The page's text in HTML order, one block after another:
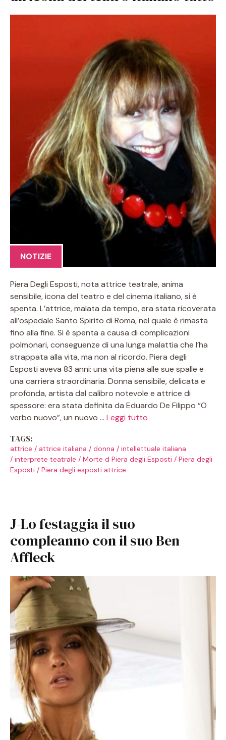
NOTIZIE
Piera Degli Esposti, nota attrice teatrale, anima
sensibile, icona del teatro e del cinema italiano, si è
spenta. L’attrice, malata da tempo, era stata ricoverata
all’ospedale Santo Spirito di Roma, nel quale è rimasta
fino alla fine. Si è spenta a causa di complicazioni
polmonari, conseguenze di una lunga malattia che l’ha
strappata alla vita, ma non al ricordo. Piera degli
Esposti aveva 83 anni: una vita piena alle sue spalle e
una carriera straordinaria. Donna sensibile, delicata e
profonda, artista dal calibro notevole e attrice di
spessore: era stata definita da Eduardo De Filippo “O
verbo nuovo”, un nuovo … Leggi tutto
TAGS:
attrice / attrice italiana / donna / intellettuale italiana
/ interprete teatrale / Morte d Piera degli Esposti / Piera degli
Esposti / Piera degli esposti attrice
J-Lo festaggia il suo
compleanno con il suo Ben
Affleck